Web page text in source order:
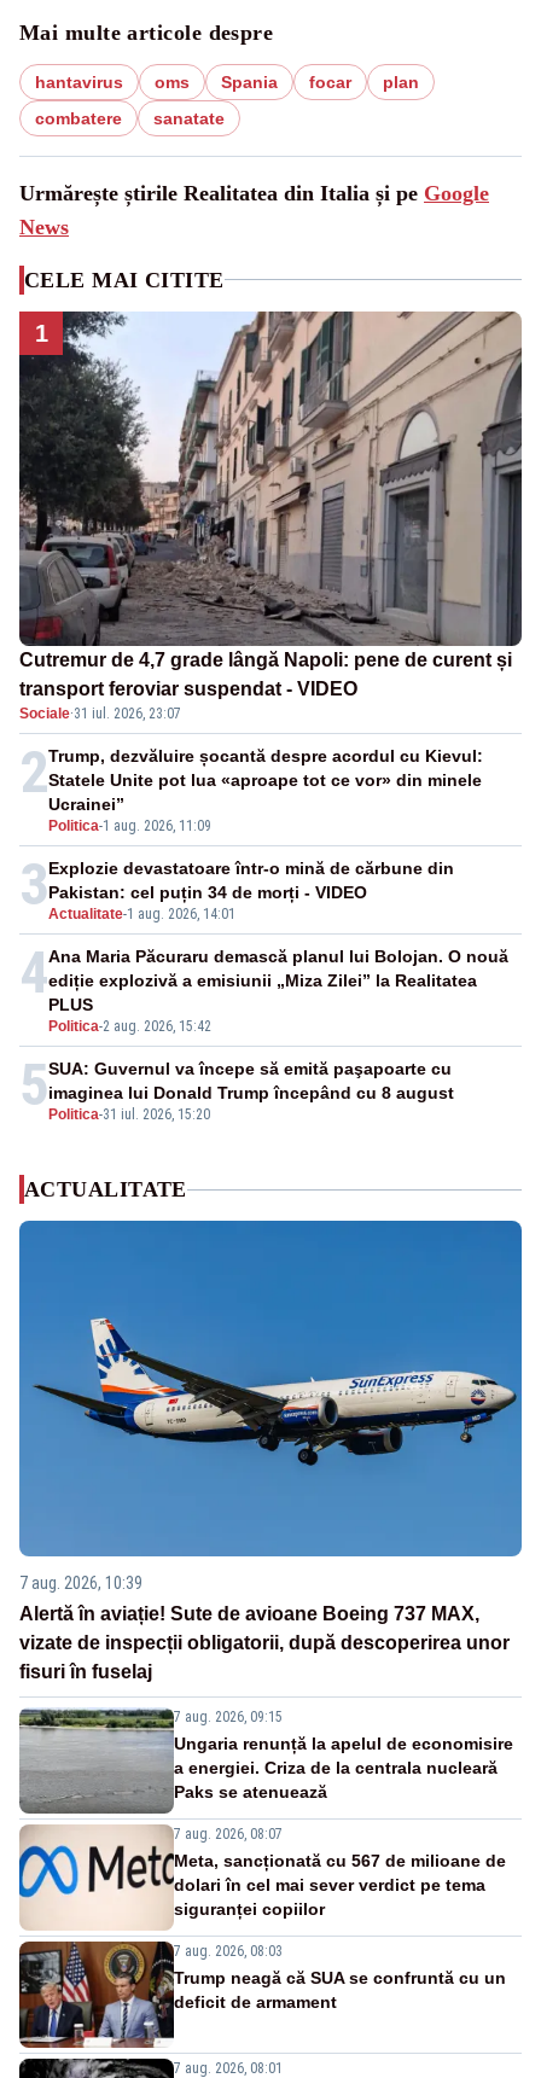
Mai multe articole despre
hantavirus oms Spania focar
plan
combatere
sanatate
Urmărește știrile Realitatea din Italia și pe Google
News
CELE MAI CITITE
1
Cutremur de 4,7 grade lângă Napoli: pene de curent și
transport feroviar suspendat - VIDEO
Sociale·31 iul. 2026, 23:07
2
Politica-1 aug. 2026, 11:09
Trump, dezvăluire șocantă despre acordul cu Kievul:
Statele Unite pot lua «aproape tot ce vor» din minele
Ucrainei”
3Actualitate-1 aug. 2026, 14:01
Explozie devastatoare într-o mină de cărbune din
Pakistan: cel puțin 34 de morți - VIDEO
4
Politica-2 aug. 2026, 15:42
Ana Maria Păcuraru demască planul lui Bolojan. O nouă
ediție explozivă a emisiunii „Miza Zilei” la Realitatea
PLUS
5 Politica-31 iul. 2026, 15:20
SUA: Guvernul va începe să emită paşapoarte cu
imaginea lui Donald Trump începând cu 8 august
ACTUALITATE
7 aug. 2026, 10:39
Alertă în aviație! Sute de avioane Boeing 737 MAX,
vizate de inspecții obligatorii, după descoperirea unor
fisuri în fuselaj
7 aug. 2026, 09:15
Ungaria renunță la apelul de economisire
a energiei. Criza de la centrala nucleară
Paks se atenuează
7 aug. 2026, 08:07
Meta, sancționată cu 567 de milioane de
dolari în cel mai sever verdict pe tema
siguranței copiilor
7 aug. 2026, 08:03
Trump neagă că SUA se confruntă cu un
deficit de armament
7 aug. 2026, 08:01